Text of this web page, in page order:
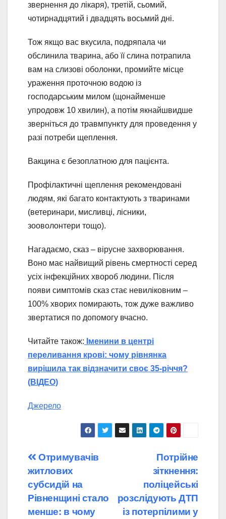
звернення до лікаря), третій, сьомий,
чотирнадцятий і двадцять восьмий дні.
Тож якщо вас вкусила, подряпала чи
обслинила тварина, або її слина потрапила
вам на слизові оболонки, промийте місце
ураження проточною водою із
господарським милом (щонайменше
упродовж 10 хвилин), а потім якнайшвидше
зверніться до травмпункту для проведення у
разі потреби щеплення.
Вакцина є безоплатною для пацієнта.
Профілактичні щеплення рекомендовані
людям, які багато контактують з тваринами
(ветеринари, мисливці, лісники,
зооволонтери тощо).
Нагадаємо, сказ – вірусне захворювання.
Воно має найвищий рівень смертності серед
усіх інфекційних хвороб людини. Після
появи симптомів сказ стає невиліковним –
100% хворих помирають, тож дуже важливо
звертатися по допомогу вчасно.
Читайте також: Іменини в центрі
переливання крові: чому рівнянка
вирішила так відзначити своє 35-річчя?
(ВІДЕО)
Джерело
Навігація
записів
Потрійне
зіткнення:
поліцейські
розслідують ДТП
із потерпілими у
Отримувачів
житлових
субсидій на
Рівненщині стало
менше: в чому